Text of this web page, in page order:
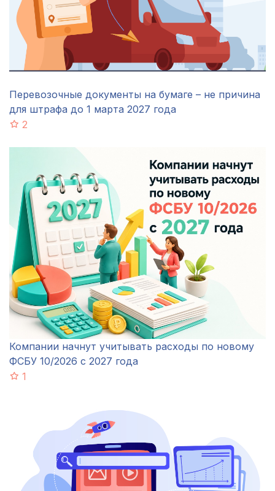
Перевозочные документы на бумаге – не причина
для штрафа до 1 марта 2027 года
2
Компании начнут учитывать расходы по новому
ФСБУ 10/2026 с 2027 года
1